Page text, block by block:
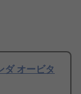
ダ オービタ